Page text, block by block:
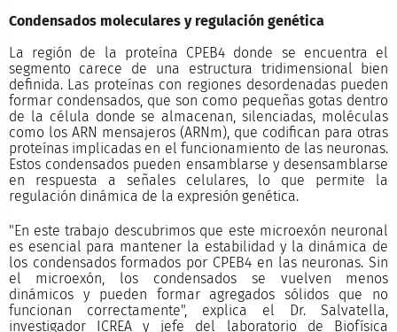
Condensados moleculares y regulación genética
La región de la proteína CPEB4 donde se encuentra el
segmento carece de una estructura tridimensional bien
definida. Las proteínas con regiones desordenadas pueden
formar condensados, que son como pequeñas gotas dentro
de la célula donde se almacenan, silenciadas, moléculas
como los ARN mensajeros (ARNm), que codifican para otras
proteínas implicadas en el funcionamiento de las neuronas.
Estos condensados pueden ensamblarse y desensamblarse
en respuesta a señales celulares, lo que permite la
regulación dinámica de la expresión genética.
"En este trabajo descubrimos que este microexón neuronal
es esencial para mantener la estabilidad y la dinámica de
los condensados formados por CPEB4 en las neuronas. Sin
el microexón, los condensados se vuelven menos
dinámicos y pueden formar agregados sólidos que no
funcionan correctamente", explica el Dr. Salvatella,
investigador ICREA y jefe del laboratorio de Biofísica